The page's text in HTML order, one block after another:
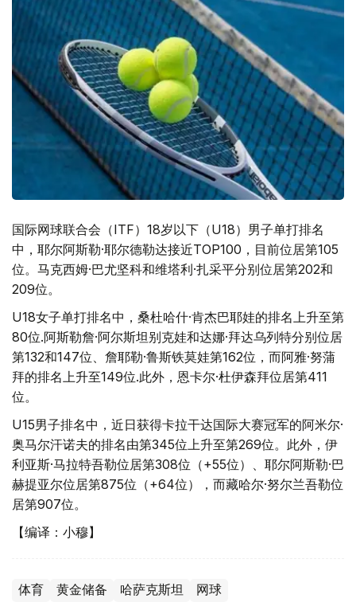
国际网球联合会（ITF）18岁以下（U18）男子单打排名
中，耶尔阿斯勒·耶尔德勒达接近TOP100，目前位居第105
位。马克西姆·巴尤坚科和维塔利·扎采平分别位居第202和
209位。
U18女子单打排名中，桑杜哈什·肯杰巴耶娃的排名上升至第
80位.阿斯勒詹·阿尔斯坦别克娃和达娜·拜达乌列特分别位居
第132和147位、詹耶勒·鲁斯铁莫娃第162位，而阿雅·努蒲
拜的排名上升至149位.此外，恩卡尔·杜伊森拜位居第411
位。
U15男子排名中，近日获得卡拉干达国际大赛冠军的阿米尔·
奥马尔汗诺夫的排名由第345位上升至第269位。此外，伊
利亚斯·马拉特吾勒位居第308位（+55位）、耶尔阿斯勒·巴
赫提亚尔位居第875位（+64位），而藏哈尔·努尔兰吾勒位
居第907位。
【编译：小穆】
体育 黄金储备 哈萨克斯坦 网球